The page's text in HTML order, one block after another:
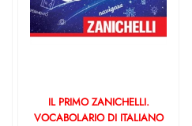
IL PRIMO ZANICHELLI.
VOCABOLARIO DI ITALIANO